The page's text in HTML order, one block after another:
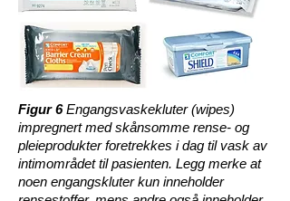
Figur 6Engangsvaskekluter (wipes)
impregnert med skånsomme rense- og
pleieprodukter foretrekkes i dag til vask av
intimområdet til pasienten. Legg merke at
noen engangskluter kun inneholder